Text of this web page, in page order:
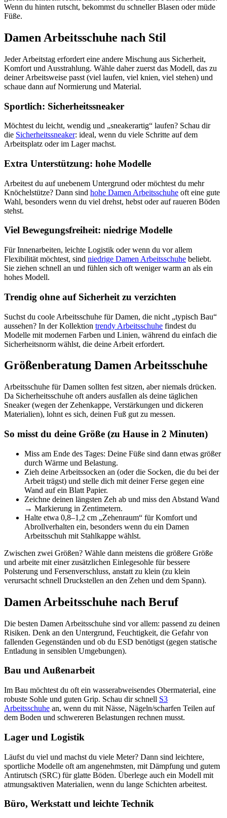
Wenn du hinten rutscht, bekommst du schneller Blasen oder müde
Füße.
Damen Arbeitsschuhe nach Stil
Jeder Arbeitstag erfordert eine andere Mischung aus Sicherheit,
Komfort und Ausstrahlung. Wähle daher zuerst das Modell, das zu
deiner Arbeitsweise passt (viel laufen, viel knien, viel stehen) und
schaue dann auf Normierung und Material.
Sportlich: Sicherheitssneaker
Möchtest du leicht, wendig und „sneakerartig“ laufen? Schau dir
die Sicherheitssneaker: ideal, wenn du viele Schritte auf dem
Arbeitsplatz oder im Lager machst.
Extra Unterstützung: hohe Modelle
Arbeitest du auf unebenem Untergrund oder möchtest du mehr
Knöchelstütze? Dann sind hohe Damen Arbeitsschuhe oft eine gute
Wahl, besonders wenn du viel drehst, hebst oder auf raueren Böden
stehst.
Viel Bewegungsfreiheit: niedrige Modelle
Für Innenarbeiten, leichte Logistik oder wenn du vor allem
Flexibilität möchtest, sind niedrige Damen Arbeitsschuhe beliebt.
Sie ziehen schnell an und fühlen sich oft weniger warm an als ein
hohes Modell.
Trendig ohne auf Sicherheit zu verzichten
Suchst du coole Arbeitsschuhe für Damen, die nicht „typisch Bau“
aussehen? In der Kollektion trendy Arbeitsschuhe findest du
Modelle mit modernen Farben und Linien, während du einfach die
Sicherheitsnorm wählst, die deine Arbeit erfordert.
Größenberatung Damen Arbeitsschuhe
Arbeitsschuhe für Damen sollten fest sitzen, aber niemals drücken.
Da Sicherheitsschuhe oft anders ausfallen als deine täglichen
Sneaker (wegen der Zehenkappe, Verstärkungen und dickeren
Materialien), lohnt es sich, deinen Fuß gut zu messen.
So misst du deine Größe (zu Hause in 2 Minuten)
Miss am Ende des Tages: Deine Füße sind dann etwas größer
durch Wärme und Belastung.
Zieh deine Arbeitssocken an (oder die Socken, die du bei der
Arbeit trägst) und stelle dich mit deiner Ferse gegen eine
Wand auf ein Blatt Papier.
Zeichne deinen längsten Zeh ab und miss den Abstand Wand
→ Markierung in Zentimetern.
Halte etwa 0,8–1,2 cm „Zehenraum“ für Komfort und
Abrollverhalten ein, besonders wenn du ein Damen
Arbeitsschuh mit Stahlkappe wählst.
Zwischen zwei Größen? Wähle dann meistens die größere Größe
und arbeite mit einer zusätzlichen Einlegesohle für bessere
Polsterung und Fersenverschluss, anstatt zu klein (zu klein
verursacht schnell Druckstellen an den Zehen und dem Spann).
Damen Arbeitsschuhe nach Beruf
Die besten Damen Arbeitsschuhe sind vor allem: passend zu deinen
Risiken. Denk an den Untergrund, Feuchtigkeit, die Gefahr von
fallenden Gegenständen und ob du ESD benötigst (gegen statische
Entladung in sensiblen Umgebungen).
Bau und Außenarbeit
Im Bau möchtest du oft ein wasserabweisendes Obermaterial, eine
robuste Sohle und guten Grip. Schau dir schnell S3
Arbeitsschuhe an, wenn du mit Nässe, Nägeln/scharfen Teilen auf
dem Boden und schwereren Belastungen rechnen musst.
Lager und Logistik
Läufst du viel und machst du viele Meter? Dann sind leichtere,
sportliche Modelle oft am angenehmsten, mit Dämpfung und gutem
Antirutsch (SRC) für glatte Böden. Überlege auch ein Modell mit
atmungsaktiven Materialien, wenn du lange Schichten arbeitest.
Büro, Werkstatt und leichte Technik